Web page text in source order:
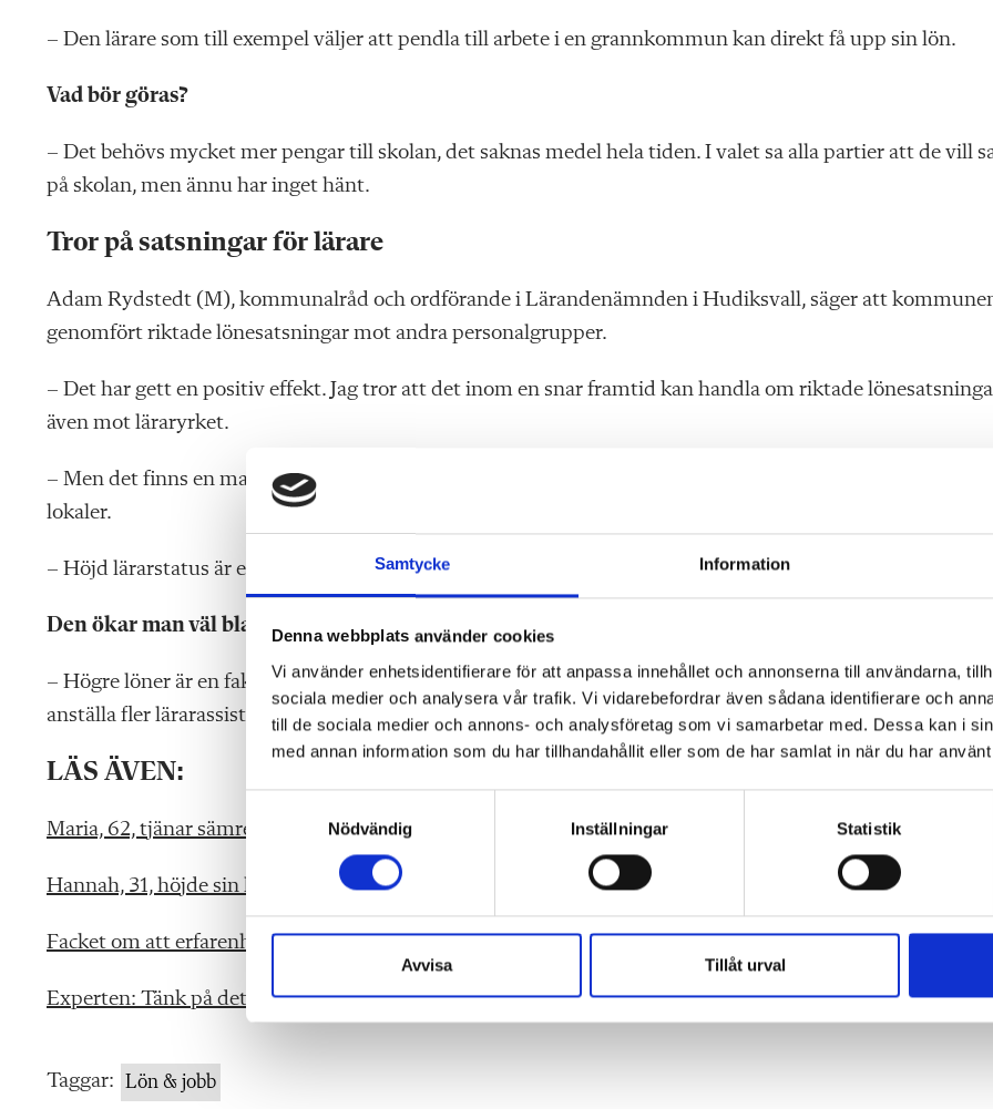
Samtycke Information
Denna webbplats använder cookies
Vi använder enhetsidentifierare för att anpassa innehållet och annonserna till användarna,
sociala medier och analysera vår trafik. Vi vidarebefordrar även sådana identifierare och
till de sociala medier och annons- och analysföretag som vi samarbetar med. Dessa kan i
med annan information som du har tillhandahållit eller som de har samlat in när du har
a
t
c
s
Nödvändig Inställningar Statistik
Avvisa Tillåt urval
– Den lärare som till exempel väljer att pendla till arbete i en grannkommun kan direkt få upp sin lön.
Vad bör göras?
– Det behövs mycket mer pengar till skolan, det saknas medel hela tiden. I valet sa alla partier att de vill
på skolan, men ännu har inget hänt.
Tror på satsningar för lärare
Adam Rydstedt (M), kommunalråd och ordförande i Lärandenämnden i Hudiksvall, säger att
genomfört riktade lönesatsningar mot andra personalgrupper.
– Det har gett en positiv effekt. Jag tror att det inom en snar framtid kan handla om riktade
även mot läraryrket.
– Men det finns en massa andra parametrar som spelar in, till exempel bra arbetsmiljö eller fräscha och bra
lokaler.
– Höjd lärarstatus är en annan viktig parameter.
Den ökar man väl bland annat genom att höja lönerna?
– Högre löner är en faktor. Men även genom att till exempel mer uppskatta det arbete som lärarna gör
anställa fler lärarassistenter.
LÄS ÄVEN:
Maria, 62, tjänar sämre än sina nyexade kollegor
Hannah, 31, höjde sin lön med 7 000 kr
Facket om att erfarenhet inte lönar sig: ”Förödande”
Experten: Tänk på det här inför ditt lönesamtal
Taggar: Lön & jobb